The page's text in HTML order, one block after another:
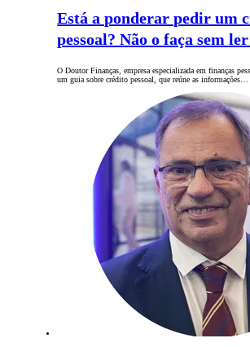
Está a ponderar pedir um
pessoal? Não o faça sem
O Doutor Finanças, empresa especializada em finanças
um guia sobre crédito pessoal, que reúne as informações…